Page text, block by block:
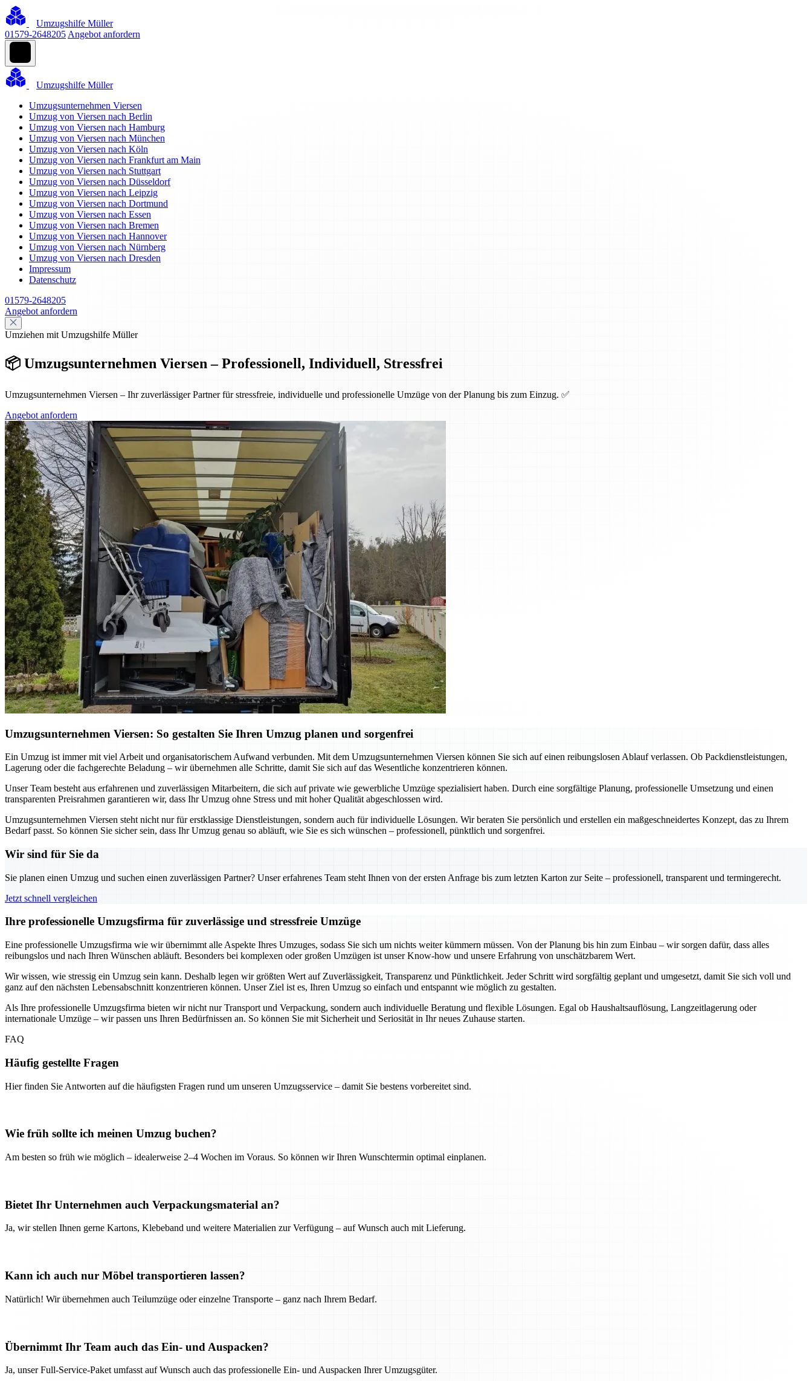
Umzugshilfe Müller
01579-2648205 Angebot anfordern
Umzugshilfe Müller
Umzugsunternehmen Viersen
Umzug von Viersen nach Berlin
Umzug von Viersen nach Hamburg
Umzug von Viersen nach München
Umzug von Viersen nach Köln
Umzug von Viersen nach Frankfurt am Main
Umzug von Viersen nach Stuttgart
Umzug von Viersen nach Düsseldorf
Umzug von Viersen nach Leipzig
Umzug von Viersen nach Dortmund
Umzug von Viersen nach Essen
Umzug von Viersen nach Bremen
Umzug von Viersen nach Hannover
Umzug von Viersen nach Nürnberg
Umzug von Viersen nach Dresden
Impressum
Datenschutz
01579-2648205
Angebot anfordern
Umziehen mit Umzugshilfe Müller
📦 Umzugsunternehmen Viersen – Professionell, Individuell, Stressfrei
Umzugsunternehmen Viersen – Ihr zuverlässiger Partner für stressfreie, individuelle und professionelle Umzüge von der Planung bis zum Einzug. ✅
Angebot anfordern
Umzugsunternehmen Viersen: So gestalten Sie Ihren Umzug planen und sorgenfrei
Ein Umzug ist immer mit viel Arbeit und organisatorischem Aufwand verbunden. Mit dem Umzugsunternehmen Viersen können Sie sich auf einen reibungslosen Ablauf verlassen. Ob Packdienstleistungen,
Lagerung oder die fachgerechte Beladung – wir übernehmen alle Schritte, damit Sie sich auf das Wesentliche konzentrieren können.
Unser Team besteht aus erfahrenen und zuverlässigen Mitarbeitern, die sich auf private wie gewerbliche Umzüge spezialisiert haben. Durch eine sorgfältige Planung, professionelle Umsetzung und einen
transparenten Preisrahmen garantieren wir, dass Ihr Umzug ohne Stress und mit hoher Qualität abgeschlossen wird.
Umzugsunternehmen Viersen steht nicht nur für erstklassige Dienstleistungen, sondern auch für individuelle Lösungen. Wir beraten Sie persönlich und erstellen ein maßgeschneidertes Konzept, das zu Ihrem
Bedarf passt. So können Sie sicher sein, dass Ihr Umzug genau so abläuft, wie Sie es sich wünschen – professionell, pünktlich und sorgenfrei.
Wir sind für Sie da
Sie planen einen Umzug und suchen einen zuverlässigen Partner? Unser erfahrenes Team steht Ihnen von der ersten Anfrage bis zum letzten Karton zur Seite – professionell, transparent und termingerecht.
Jetzt schnell vergleichen
Ihre professionelle Umzugsfirma für zuverlässige und stressfreie Umzüge
Eine professionelle Umzugsfirma wie wir übernimmt alle Aspekte Ihres Umzuges, sodass Sie sich um nichts weiter kümmern müssen. Von der Planung bis hin zum Einbau – wir sorgen dafür, dass alles
reibungslos und nach Ihren Wünschen abläuft. Besonders bei komplexen oder großen Umzügen ist unser Know-how und unsere Erfahrung von unschätzbarem Wert.
Wir wissen, wie stressig ein Umzug sein kann. Deshalb legen wir größten Wert auf Zuverlässigkeit, Transparenz und Pünktlichkeit. Jeder Schritt wird sorgfältig geplant und umgesetzt, damit Sie sich voll und
ganz auf den nächsten Lebensabschnitt konzentrieren können. Unser Ziel ist es, Ihren Umzug so einfach und entspannt wie möglich zu gestalten.
Als Ihre professionelle Umzugsfirma bieten wir nicht nur Transport und Verpackung, sondern auch individuelle Beratung und flexible Lösungen. Egal ob Haushaltsauflösung, Langzeitlagerung oder
internationale Umzüge – wir passen uns Ihren Bedürfnissen an. So können Sie mit Sicherheit und Seriosität in Ihr neues Zuhause starten.
FAQ
Häufig gestellte Fragen
Hier finden Sie Antworten auf die häufigsten Fragen rund um unseren Umzugsservice – damit Sie bestens vorbereitet sind.
Wie früh sollte ich meinen Umzug buchen?
Am besten so früh wie möglich – idealerweise 2–4 Wochen im Voraus. So können wir Ihren Wunschtermin optimal einplanen.
Bietet Ihr Unternehmen auch Verpackungsmaterial an?
Ja, wir stellen Ihnen gerne Kartons, Klebeband und weitere Materialien zur Verfügung – auf Wunsch auch mit Lieferung.
Kann ich auch nur Möbel transportieren lassen?
Natürlich! Wir übernehmen auch Teilumzüge oder einzelne Transporte – ganz nach Ihrem Bedarf.
Übernimmt Ihr Team auch das Ein- und Auspacken?
Ja, unser Full-Service-Paket umfasst auf Wunsch auch das professionelle Ein- und Auspacken Ihrer Umzugsgüter.